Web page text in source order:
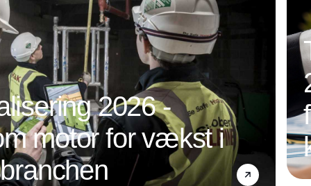
2026 -
motor for vækst i